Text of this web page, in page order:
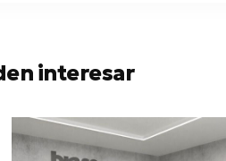
interesar